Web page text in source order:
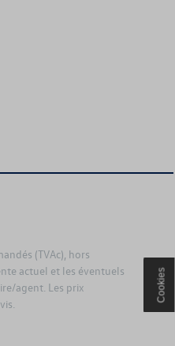
(TVAc), hors
actuel et les éventuels
agent. Les prix
Cookies